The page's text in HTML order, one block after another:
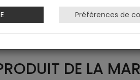
DE LA
Préférences de